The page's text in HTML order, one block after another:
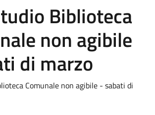
Biblioteca
non agibile
di marzo
Comunale non agibile - sabati di